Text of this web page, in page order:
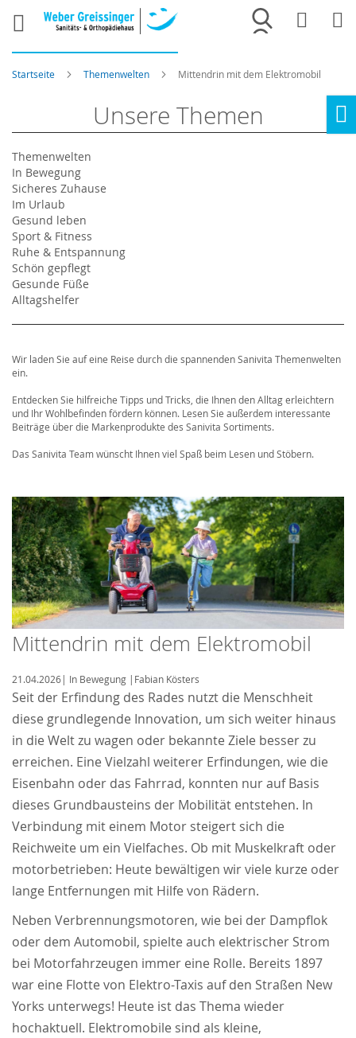
Merkliste
Startseite Themenwelten Mittendrin mit dem Elektromobil
Mittendrin mit dem Elektromobil
21.04.2026| In Bewegung | Fabian Kösters
Seit der Erfindung des Rades nutzt die Menschheit
diese grundlegende Innovation, um sich weiter hinaus
in die Welt zu wagen oder bekannte Ziele besser zu
erreichen. Eine Vielzahl weiterer Erfindungen, wie die
Eisenbahn oder das Fahrrad, konnten nur auf Basis
dieses Grundbausteins der Mobilität entstehen. In
Verbindung mit einem Motor steigert sich die
Reichweite um ein Vielfaches. Ob mit Muskelkraft oder
motorbetrieben: Heute bewältigen wir viele kurze oder
lange Entfernungen mit Hilfe von Rädern.
Neben Verbrennungsmotoren, wie bei der Dampflok
oder dem Automobil, spielte auch elektrischer Strom
bei Motorfahrzeugen immer eine Rolle. Bereits 1897
war eine Flotte von Elektro-Taxis auf den Straßen New
Yorks unterwegs! Heute ist das Thema wieder
hochaktuell. Elektromobile sind als kleine,
Unsere Themen
Themenwelten
In Bewegung
Sicheres Zuhause
Im Urlaub
Gesund leben
Sport & Fitness
Ruhe & Entspannung
Schön gepflegt
Gesunde Füße
Alltagshelfer
Wir laden Sie auf eine Reise durch die spannenden Sanivita Themenwelten
ein.
Entdecken Sie hilfreiche Tipps und Tricks, die Ihnen den Alltag erleichtern
und Ihr Wohlbefinden fördern können. Lesen Sie außerdem interessante
Beiträge über die Markenprodukte des Sanivita Sortiments.
Das Sanivita Team wünscht Ihnen viel Spaß beim Lesen und Stöbern.